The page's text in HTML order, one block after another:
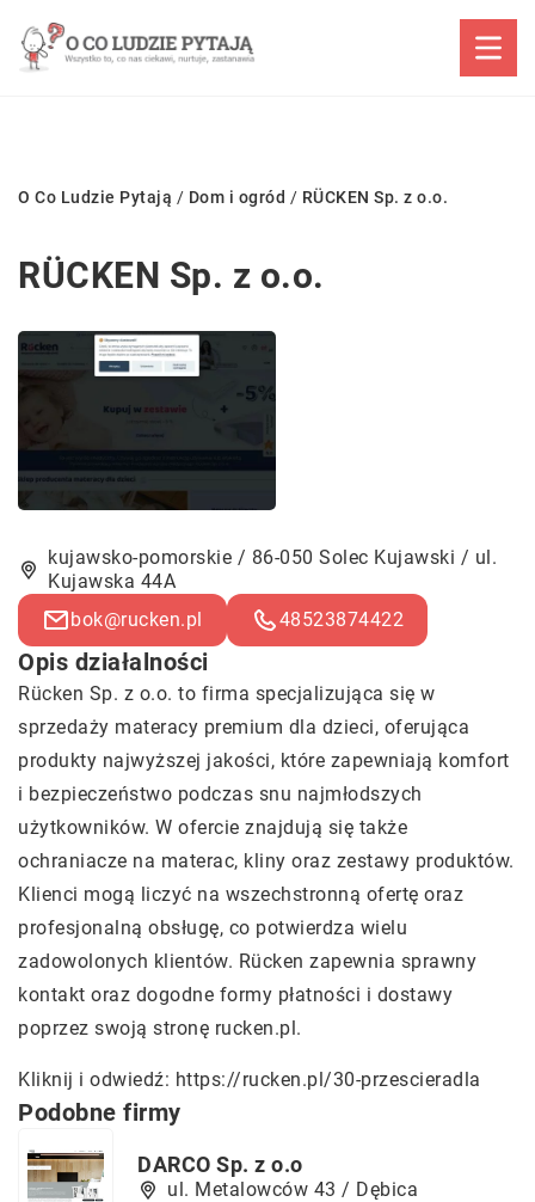
O Co Ludzie Pytają / Dom i ogród / RÜCKEN Sp. z o.o.
RÜCKEN Sp. z o.o.
kujawsko-pomorskie / 86-050 Solec Kujawski / ul.
Kujawska 44A
bok@rucken.pl
48523874422
Opis działalności
Rücken Sp. z o.o. to firma specjalizująca się w
sprzedaży materacy premium dla dzieci, oferująca
produkty najwyższej jakości, które zapewniają komfort
i bezpieczeństwo podczas snu najmłodszych
użytkowników. W ofercie znajdują się także
ochraniacze na materac, kliny oraz zestawy produktów.
Klienci mogą liczyć na wszechstronną ofertę oraz
profesjonalną obsługę, co potwierdza wielu
zadowolonych klientów. Rücken zapewnia sprawny
kontakt oraz dogodne formy płatności i dostawy
poprzez swoją stronę rucken.pl.
Kliknij i odwiedź: https://rucken.pl/30-przescieradla
Podobne firmy
DARCO Sp. z o.o
ul. Metalowców 43 / Dębica